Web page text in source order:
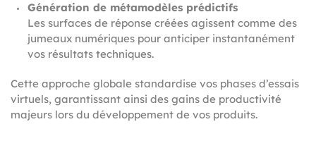
Génération de métamodèles prédictifs
Les surfaces de réponse créées agissent comme des
jumeaux numériques pour anticiper instantanément
vos résultats techniques.
Cette approche globale standardise vos phases d’essais
virtuels, garantissant ainsi des gains de productivité
majeurs lors du développement de vos produits.